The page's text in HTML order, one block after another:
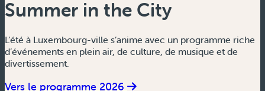
Summer in the City
L’été à Luxembourg-ville s’anime avec un programme riche
d’événements en plein air, de culture, de musique et de
divertissement.
Vers le programme 2026